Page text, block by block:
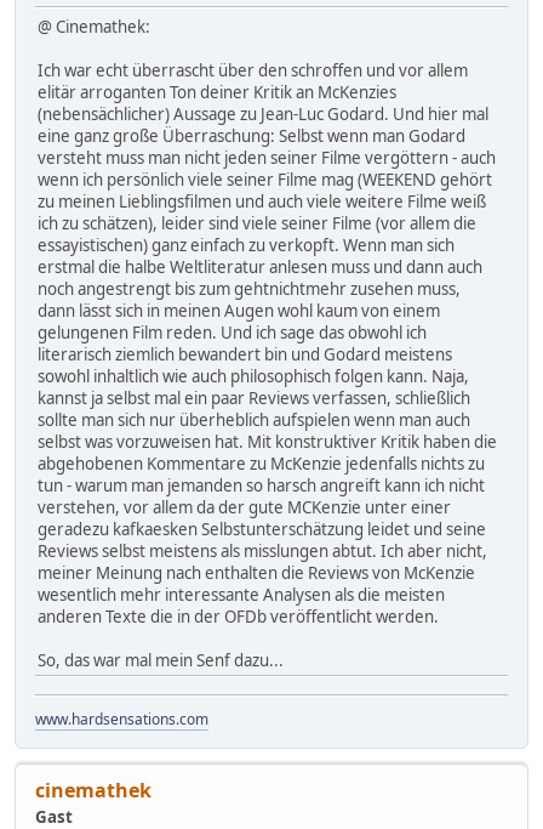
@ Cinemathek:
Ich war echt überrascht über den schroffen und vor allem
elitär arroganten Ton deiner Kritik an McKenzies
(nebensächlicher) Aussage zu Jean-Luc Godard. Und hier mal
eine ganz große Überraschung: Selbst wenn man Godard
versteht muss man nicht jeden seiner Filme vergöttern - auch
wenn ich persönlich viele seiner Filme mag (WEEKEND gehört
zu meinen Lieblingsfilmen und auch viele weitere Filme weiß
ich zu schätzen), leider sind viele seiner Filme (vor allem die
essayistischen) ganz einfach zu verkopft. Wenn man sich
erstmal die halbe Weltliteratur anlesen muss und dann auch
noch angestrengt bis zum gehtnichtmehr zusehen muss,
dann lässt sich in meinen Augen wohl kaum von einem
gelungenen Film reden. Und ich sage das obwohl ich
literarisch ziemlich bewandert bin und Godard meistens
sowohl inhaltlich wie auch philosophisch folgen kann. Naja,
kannst ja selbst mal ein paar Reviews verfassen, schließlich
sollte man sich nur überheblich aufspielen wenn man auch
selbst was vorzuweisen hat. Mit konstruktiver Kritik haben die
abgehobenen Kommentare zu McKenzie jedenfalls nichts zu
tun - warum man jemanden so harsch angreift kann ich nicht
verstehen, vor allem da der gute MCKenzie unter einer
geradezu kafkaesken Selbstunterschätzung leidet und seine
Reviews selbst meistens als misslungen abtut. Ich aber nicht,
meiner Meinung nach enthalten die Reviews von McKenzie
wesentlich mehr interessante Analysen als die meisten
anderen Texte die in der OFDb veröffentlicht werden.
So, das war mal mein Senf dazu...
www.hardsensations.com
cinemathek
Gast